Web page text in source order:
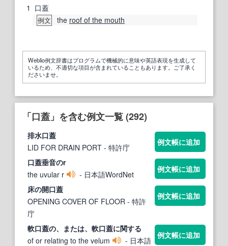
1 口蓋
例文 the roof of the mouth
Weblio例文辞書はプログラムで機械的に意味や英語表現を生成して
いるため、不適切な項目が含まれていることもあります。ご了承く
ださいませ。
「口蓋」を含む例文一覧 (292)
排水口蓋
LID FOR DRAIN PORT - 特許庁
例文帳に追加
口蓋垂音のr
the uvular r
- 日本語WordNet
例文帳に追加
床の開口蓋
OPENING COVER OF FLOOR - 特許
庁
例文帳に追加
軟口蓋の、または、軟口蓋に関する
of or relating to the velum
- 日本語
例文帳に追加